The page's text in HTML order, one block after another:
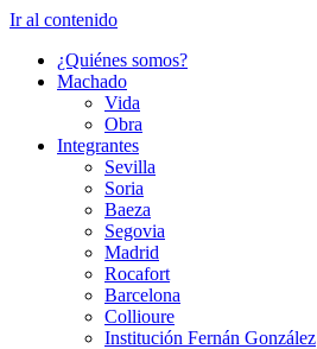
Ir al contenido
¿Quiénes somos?
Machado
Vida
Obra
Integrantes
Sevilla
Soria
Baeza
Segovia
Madrid
Rocafort
Barcelona
Collioure
Institución Fernán González